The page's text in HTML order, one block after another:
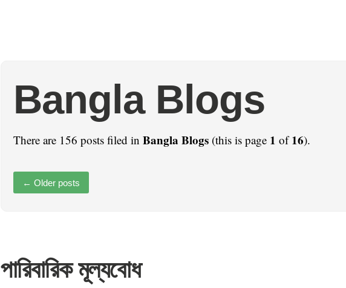
Bangla Blogs
There are 156 posts filed in Bangla Blogs (this is page 1 of16).
← Older posts
পারিবারিক মূল্যবোধ